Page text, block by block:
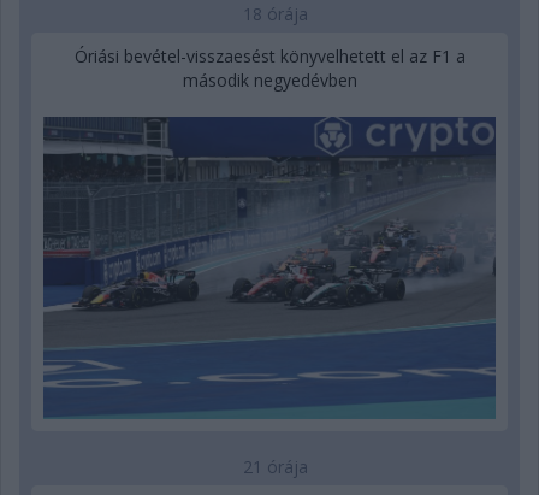
18 órája
Óriási bevétel-visszaesést könyvelhetett el az F1 a
második negyedévben
21 órája